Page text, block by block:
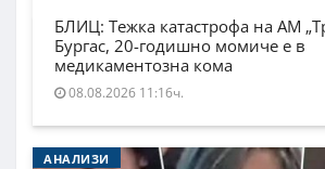
БЛИЦ: Тежка катастрофа на АМ
Бургас, 20-годишно момиче е в
медикаментозна кома
08.08.2026 11:16ч.
АНАЛИЗИ